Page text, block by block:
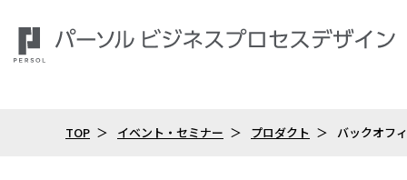
TOP イベント・セミナー プロダクト バックオフ